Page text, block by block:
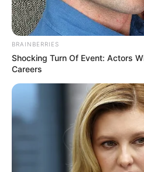
BRAINBERRIES
Shocking Turn Of Event: Actors
Careers